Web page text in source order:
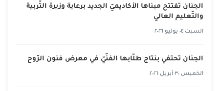
الجنان تفتتح مبناها الأكاديميّ الجديد برعاية وزيرة التّربية
والتّعليم العالي
السبت ٠٤ يوليو ٢٠٢٦
الجنان تحتفي بنتاج طلّابها الفنّيّ في معرض فنون الرّوح
الخميس ٣٠ أبريل ٢٠٢٦